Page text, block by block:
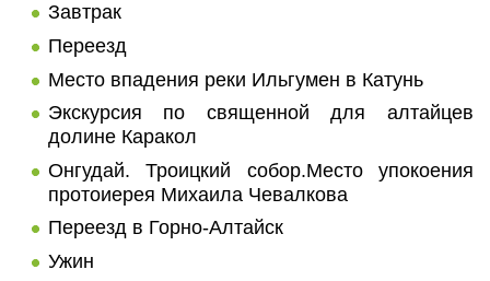
Завтрак
Переезд
Место впадения реки Ильгумен в Катунь
Экскурсия по священной для алтайцев
долине Каракол
Онгудай. Троицкий собор.Место упокоения
протоиерея Михаила Чевалкова
Переезд в Горно-Алтайск
Ужин